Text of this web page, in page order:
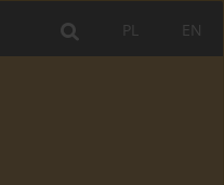
EN
PL